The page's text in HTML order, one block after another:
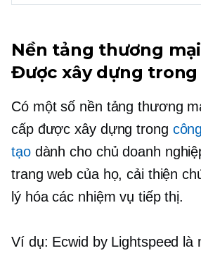
Nền tảng thương
Được xây dựng trong
Có một số nền tảng thương
cấp được xây dựng trong
tạodành cho chủ doanh
trang web của họ, cải thiện
lý hóa các nhiệm vụ tiếp thị.
Ví dụ: Ecwid by Lightspeed là